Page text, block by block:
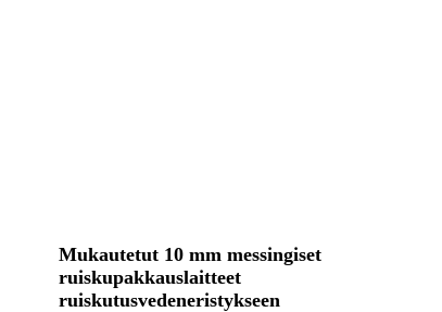
Mukautetut 10 mm messingiset
ruiskupakkauslaitteet
ruiskutusvedeneristykseen